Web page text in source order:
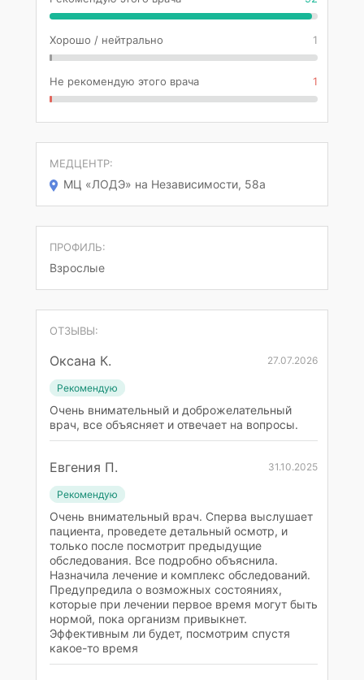
Хорошо / нейтрально 1
Не рекомендую этого врача 1
МЕДЦЕНТР:
МЦ «ЛОДЭ» на Независимости, 58а
ПРОФИЛЬ:
Взрослые
ОТЗЫВЫ:
Оксана К. 27.07.2026
Рекомендую
Очень внимательный и доброжелательный
врач, все объясняет и отвечает на вопросы.
Евгения П. 31.10.2025
Рекомендую
Очень внимательный врач. Сперва выслушает
пациента, проведете детальный осмотр, и
только после посмотрит предыдущие
обследования. Все подробно объяснила.
Назначила лечение и комплекс обследований.
Предупредила о возможных состояниях,
которые при лечении первое время могут быть
нормой, пока организм привыкнет.
Эффективным ли будет, посмотрим спустя
какое-то время